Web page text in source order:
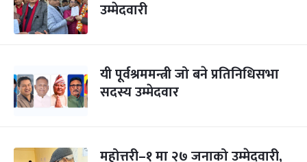
उम्मेदवारी
यी पूर्वश्रममन्त्री जो बने प्रतिनिधिसभा
सदस्य उम्मेदवार
महोत्तरी–१ मा २७ जनाको उम्मेदवारी,